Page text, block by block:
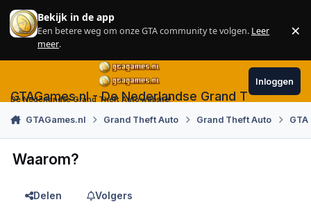
Skip to content
Bekijk in de app
Een betere weg om onze GTA community te volgen. Leer
meer.
×
GTAGames.nl - De Nederlandse Grand Theft Auto
De Nederlandse Grand Theft Auto website!
Inloggen
GTAGames.nl Grand Theft Auto Grand Theft Auto
Waarom?
Delen Volgers